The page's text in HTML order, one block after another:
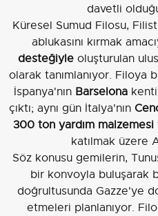
davetli
Küresel Sumud Filosu,
ablukasını kırmak
desteğiyle oluşturulan
olarak tanımlanıyor. Filoya
İspanya'nın Barselona
çıktı; aynı gün İtalya'nın
300 ton yardım malzemesi
katılmak üzere
Söz konusu gemilerin,
bir konvoyla buluşarak
doğrultusunda Gazze'ye
etmeleri planlanıyor.